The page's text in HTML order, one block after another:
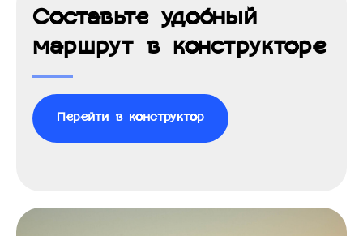
Составьте удобный
маршрут в конструкторе
Перейти в конструктор